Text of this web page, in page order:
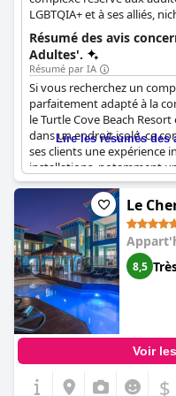
LGBTQIA+ et à ses alliés,
Douglas. Le complexe
inclusive, avec des
bar sur place, ainsi qu'un
Résumé des avis
Adultes'.
Résumé par IA
Si vous recherchez un
parfaitement adapté à la
le Turtle Cove Beach
dans un endroit isolé, ce
ses clients une expérience
installations, notamment
occasion parfaite de
un peu cher, il en vaut la
dans un endroit où vous
Avec une ambiance
jamais de charmer ses
chez eux. Que vous soyez
votre première fois dans un
Beach Resort est un choix
dépasser vos attentes.
Lire les résumés des
Le
8,5
Voir
$